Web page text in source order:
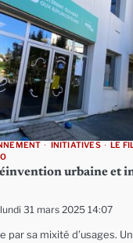
INITIATIVES LE
urbaine et
lundi 31 mars 2025 14:07
par sa mixité d’usages.